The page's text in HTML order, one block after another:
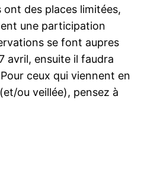
des places limitées,
une participation
se font aupres
avril, ensuite il faudra
ceux qui viennent en
ou veillée), pensez à